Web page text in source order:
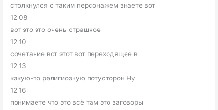
столкнулся с таким персонажем знаете вот
12:08
вот это это очень страшное
12:10
сочетание вот этот вот переходящее в
12:13
какую-то религиозную потусторон Ну
12:16
понимаете что это всё там это заговоры